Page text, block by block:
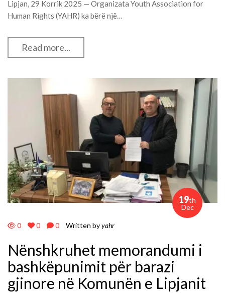
Lipjan, 29 Korrik 2025 — Organizata Youth Association for
Human Rights (YAHR) ka bërë një…
Read more...
19th
Dec
0 0 0 Written byyahr
Nënshkruhet memorandumi i
bashkëpunimit për barazi
gjinore në Komunën e Lipjanit